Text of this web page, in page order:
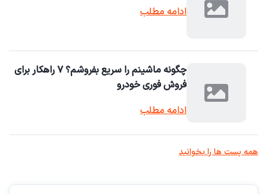
ادامه مطلب
چگونه ماشینم را سریع بفروشم؟ ۷ راهکار برای
فروش فوری خودرو
ادامه مطلب
همه پست ها را بخوانید